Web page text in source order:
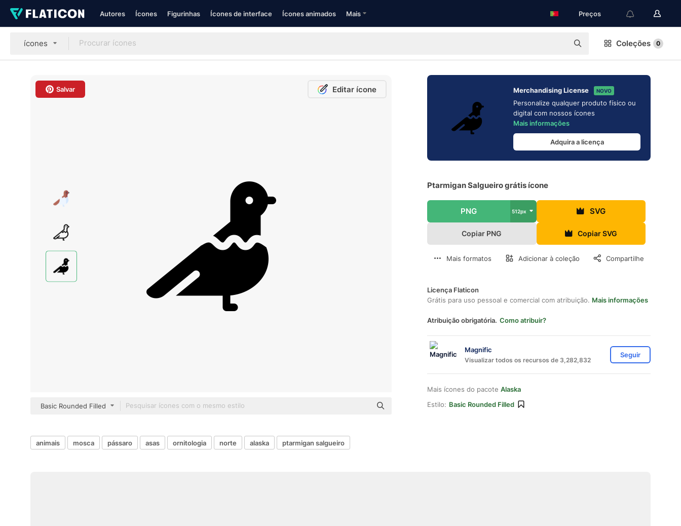
Autores Ícones Figurinhas Ícones de interface Ícones animados Mais Preços
ícones Coleções 0
Salvar Editar ícone
Basic Rounded Filled
Merchandising License NOVO
Personalize qualquer produto físico ou
digital com nossos ícones
Mais informações
Adquira a licença
Ptarmigan Salgueiro grátis ícone
PNG 512px SVG
Copiar PNG Copiar SVG
Mais formatos Adicionar à coleção Compartilhe
Licença Flaticon
Grátis para uso pessoal e comercial com atribuição. Mais informações
Atribuição obrigatória. Como atribuir?
Magnific
Visualizar todos os recursos de 3,282,832
Seguir
Mais ícones do pacote Alaska
Estilo: Basic Rounded Filled
animais mosca pássaro asas ornitologia norte alaska ptarmigan salgueiro